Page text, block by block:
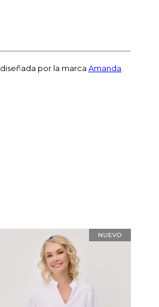
diseñada por la marca Amanda